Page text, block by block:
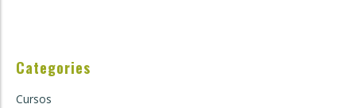
Categories
Cursos